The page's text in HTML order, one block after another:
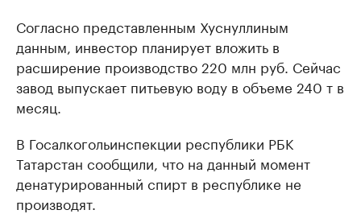
Согласно представленным Хуснуллиным
данным, инвестор планирует вложить в
расширение производство 220 млн руб. Сейчас
завод выпускает питьевую воду в объеме 240 т в
месяц.
В Госалкогольинспекции республики РБК
Татарстан сообщили, что на данный момент
денатурированный спирт в республике не
производят.